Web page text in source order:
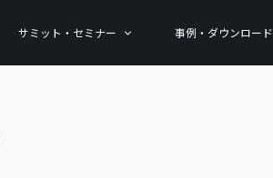
サミット・セミナー 事例・ダウンロード